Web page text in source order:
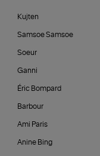
Kujten
Samsoe Samsoe
Soeur
Ganni
Éric Bompard
Barbour
Ami Paris
Anine Bing